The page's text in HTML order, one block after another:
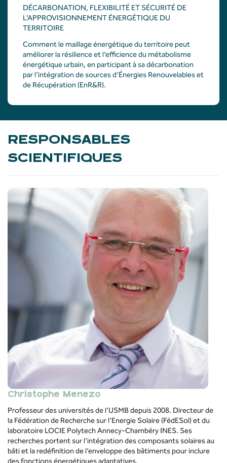
DÉCARBONATION, FLEXIBILITÉ ET SÉCURITÉ DE
L’APPROVISIONNEMENT ÉNERGÉTIQUE DU
TERRITOIRE
Comment le maillageénergétiquedu territoire peut
améliorerlarésilienceetl’efficiencedu métabolisme
énergétiqueurbain, en participant àsadécarbonation
parl’intégrationde sourcesd’Énergies Renouvelableset
de Récupération(EnR&R).
RESPONSABLES
SCIENTIFIQUES
Christophe Menezo
Professeurdesuniversitésde l’USMBdepuis 2008. Directeurde
la Fédération de Recherche sur l’Energie Solaire (FédESol) et du
laboratoire LOCIE Polytech Annecy-Chambéry INES. Ses
recherches portent sur l’intégrationdescomposantssolairesau
bâtiet laredéfinitionde l’enveloppedes bâtiments pour inclure
desfonctionsénergétiquesadaptatives.